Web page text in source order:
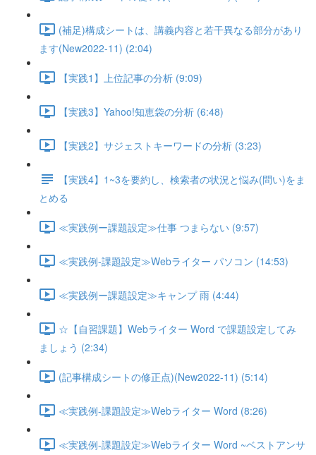
(補足)構成シートは、講義内容と若干異なる部分があり
ます(New2022-11) (2:04)
【実践1】上位記事の分析 (9:09)
【実践3】Yahoo!知恵袋の分析 (6:48)
【実践2】サジェストキーワードの分析 (3:23)
【実践4】1~3を要約し、検索者の状況と悩み(問い)をま
とめる
≪実践例ー課題設定≫仕事 つまらない (9:57)
≪実践例-課題設定≫Webライター パソコン (14:53)
≪実践例ー課題設定≫キャンプ 雨 (4:44)
☆【自習課題】Webライター Word で課題設定してみ
ましょう (2:34)
(記事構成シートの修正点)(New2022-11) (5:14)
≪実践例-課題設定≫Webライター Word (8:26)
≪実践例-課題設定≫Webライター Word ~ベストアンサ